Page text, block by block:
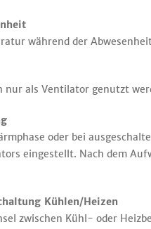
während der
nur als Ventilator genutzt
oder bei
eingestellt. Nach dem
Kühlen/Heizen
zwischen Kühl- oder